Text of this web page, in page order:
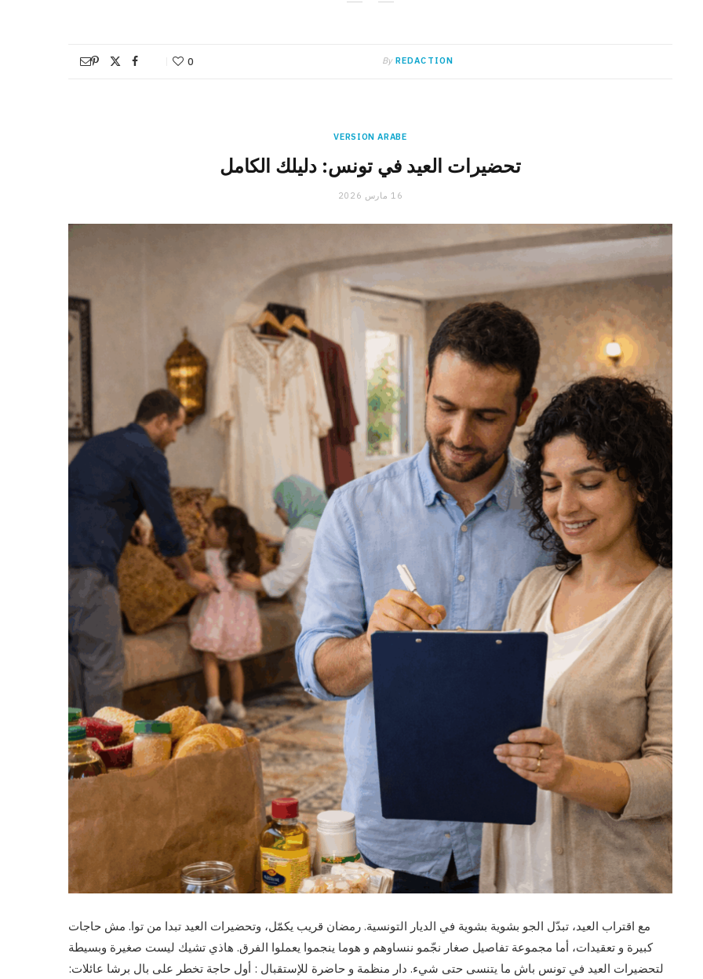
By REDACTION
0
VERSION ARABE
تحضيرات العيد في تونس: دليلك الكامل
16 مارس 2026
مع اقتراب العيد، تبدّل الجو بشوية بشوية في الديار التونسية. رمضان قريب يكمّل، وتحضيرات العيد تبدا من توا. مش حاجات
كبيرة و تعقيدات، أما مجموعة تفاصيل صغار نجّمو ننساوهم و هوما ينجموا يعملوا الفرق. هاذي تشيك ليست صغيرة وبسيطة
لتحضيرات العيد في تونس باش ما يتنسى حتى شيء. دار منظمة و حاضرة للإستقبال : أول حاجة تخطر على بال برشا عائلات: